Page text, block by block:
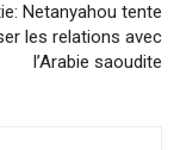
Netanyahou tente
les relations avec
l’Arabie saoudite